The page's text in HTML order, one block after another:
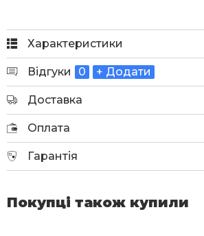
Характеристики
Відгуки 0 + Додати
Доставка
Оплата
Гарантія
Покупці також купили